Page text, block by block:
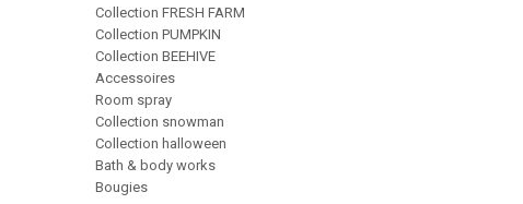
Collection FRESH FARM
Collection PUMPKIN
Collection BEEHIVE
Accessoires
Room spray
Collection snowman
Collection halloween
Bath & body works
Bougies